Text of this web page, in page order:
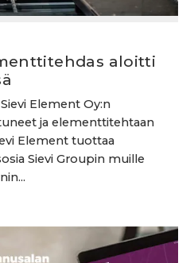
aloitti
Element Oy:n
ja elementtitehtaan
Element tuottaa
Sievi Groupin muille